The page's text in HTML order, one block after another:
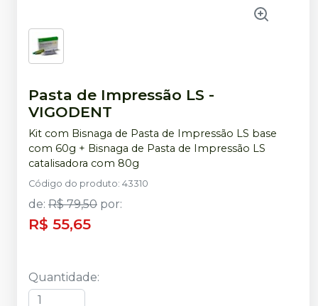
Pasta de Impressão LS -
VIGODENT
Kit com Bisnaga de Pasta de Impressão LS base
com 60g + Bisnaga de Pasta de Impressão LS
catalisadora com 80g
Código do produto: 43310
de: R$ 79,50 por:
R$ 55,65
Quantidade: